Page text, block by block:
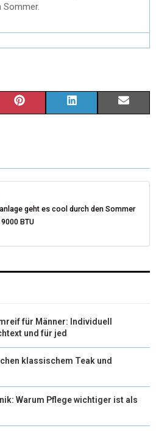
T
R
K
D
I
geht es cool durch den Sommer
BTU
für Männer: Individuell
und für jed
klassischem Teak und
Warum Pflege wichtiger ist als